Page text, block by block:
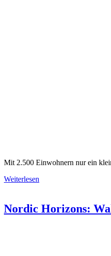
Mit 2.500 Einwohnern nur ein
Weiterlesen
Nordic Horizons: